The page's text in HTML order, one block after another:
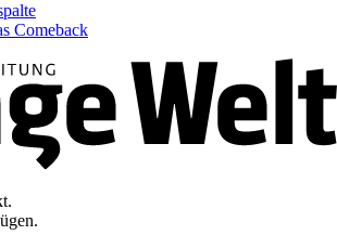
Comeback